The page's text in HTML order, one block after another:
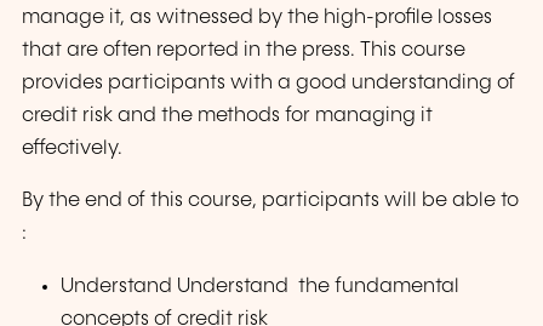
manage it, as witnessed by the high-profile losses
that are often reported in the press. This course
provides participants with a good understanding of
credit risk and the methods for managing it
effectively.
By the end of this course, participants will be able to
:
Understand Understand the fundamental
concepts of credit risk